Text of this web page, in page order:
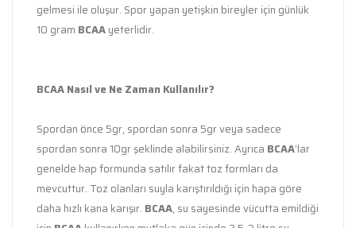
gelmesi ile oluşur. Spor yapan yetişkin bireyler için günlük
10 gram BCAAyeterlidir.
BCAA Nasıl ve Ne Zaman Kullanılır?
Spordan önce 5gr, spordan sonra 5gr veya sadece
spordan sonra 10gr şeklinde alabilirsiniz. Ayrıca BCAA’lar
genelde hap formunda satılır fakat toz formları da
mevcuttur. Toz olanları suyla karıştırıldığı için hapa göre
daha hızlı kana karışır. BCAA, su sayesinde vücutta emildiği